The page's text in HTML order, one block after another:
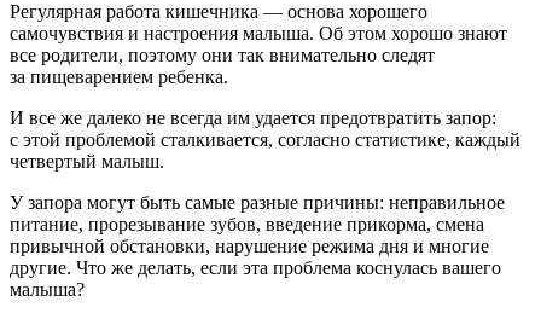
Регулярная работа кишечника — основа хорошего
самочувствия и настроения малыша. Об этом хорошо знают
все родители, поэтому они так внимательно следят
за пищеварением ребенка.
И все же далеко не всегда им удается предотвратить запор:
с этой проблемой сталкивается, согласно статистике, каждый
четвертый малыш.
У запора могут быть самые разные причины: неправильное
питание, прорезывание зубов, введение прикорма, смена
привычной обстановки, нарушение режима дня и многие
другие. Что же делать, если эта проблема коснулась вашего
малыша?